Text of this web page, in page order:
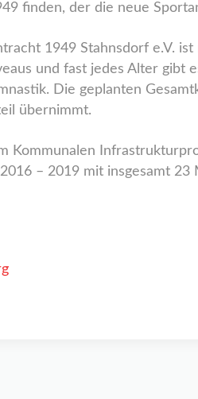
finden, der die neue
1949 Stahnsdorf e.V.
und fast jedes Alter gibt
Die geplanten
übernimmt.
Kommunalen
– 2019 mit insgesamt